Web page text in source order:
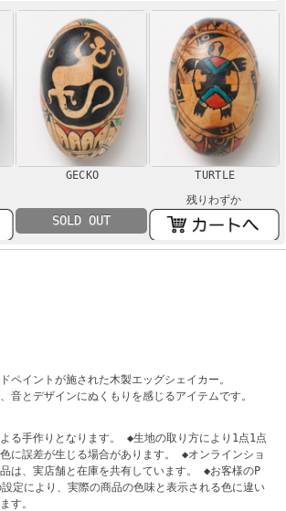
GECKO
SOLD OUT
TURTLE
残りわずか
ペイントが施された木製エッグシェイカー。
音とデザインにぬくもりを感じるアイテムです。
る手作りとなります。 ◆生地の取り方により1点1点
に誤差が生じる場合があります。 ◆オンラインショ
は、実店舗と在庫を共有しています。 ◆お客様のP
定により、実際の商品の色味と表示される色に違い
す。